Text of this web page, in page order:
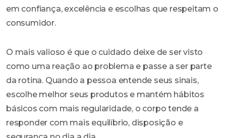
em confiança, excelência e escolhas que respeitam o
consumidor.
O mais valioso é que o cuidado deixe de ser visto
como uma reação ao problema e passe a ser parte
da rotina. Quando a pessoa entende seus sinais,
escolhe melhor seus produtos e mantém hábitos
básicos com mais regularidade, o corpo tende a
responder com mais equilíbrio, disposição e